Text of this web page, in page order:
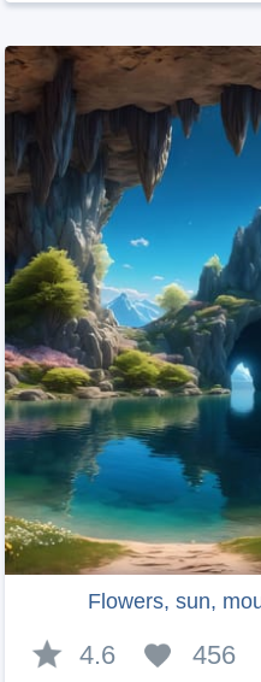
Flowers, sun,
4.6 456